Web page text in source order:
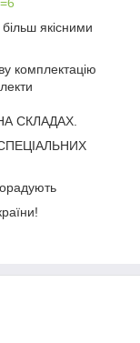
якісними
комплектацію
СКЛАДАХ.
СПЕЦІАЛЬНИХ